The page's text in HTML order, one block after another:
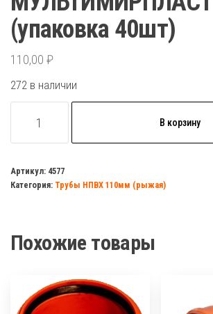
(упаковка 40шт)
110,00 ₽
272 в наличии
товара
НПВХ
90
(рыжый)
(упаковка
40шт)
В корзину
Артикул: 4577
Категория: Трубы НПВХ 110мм (рыжая)
Похожие товары